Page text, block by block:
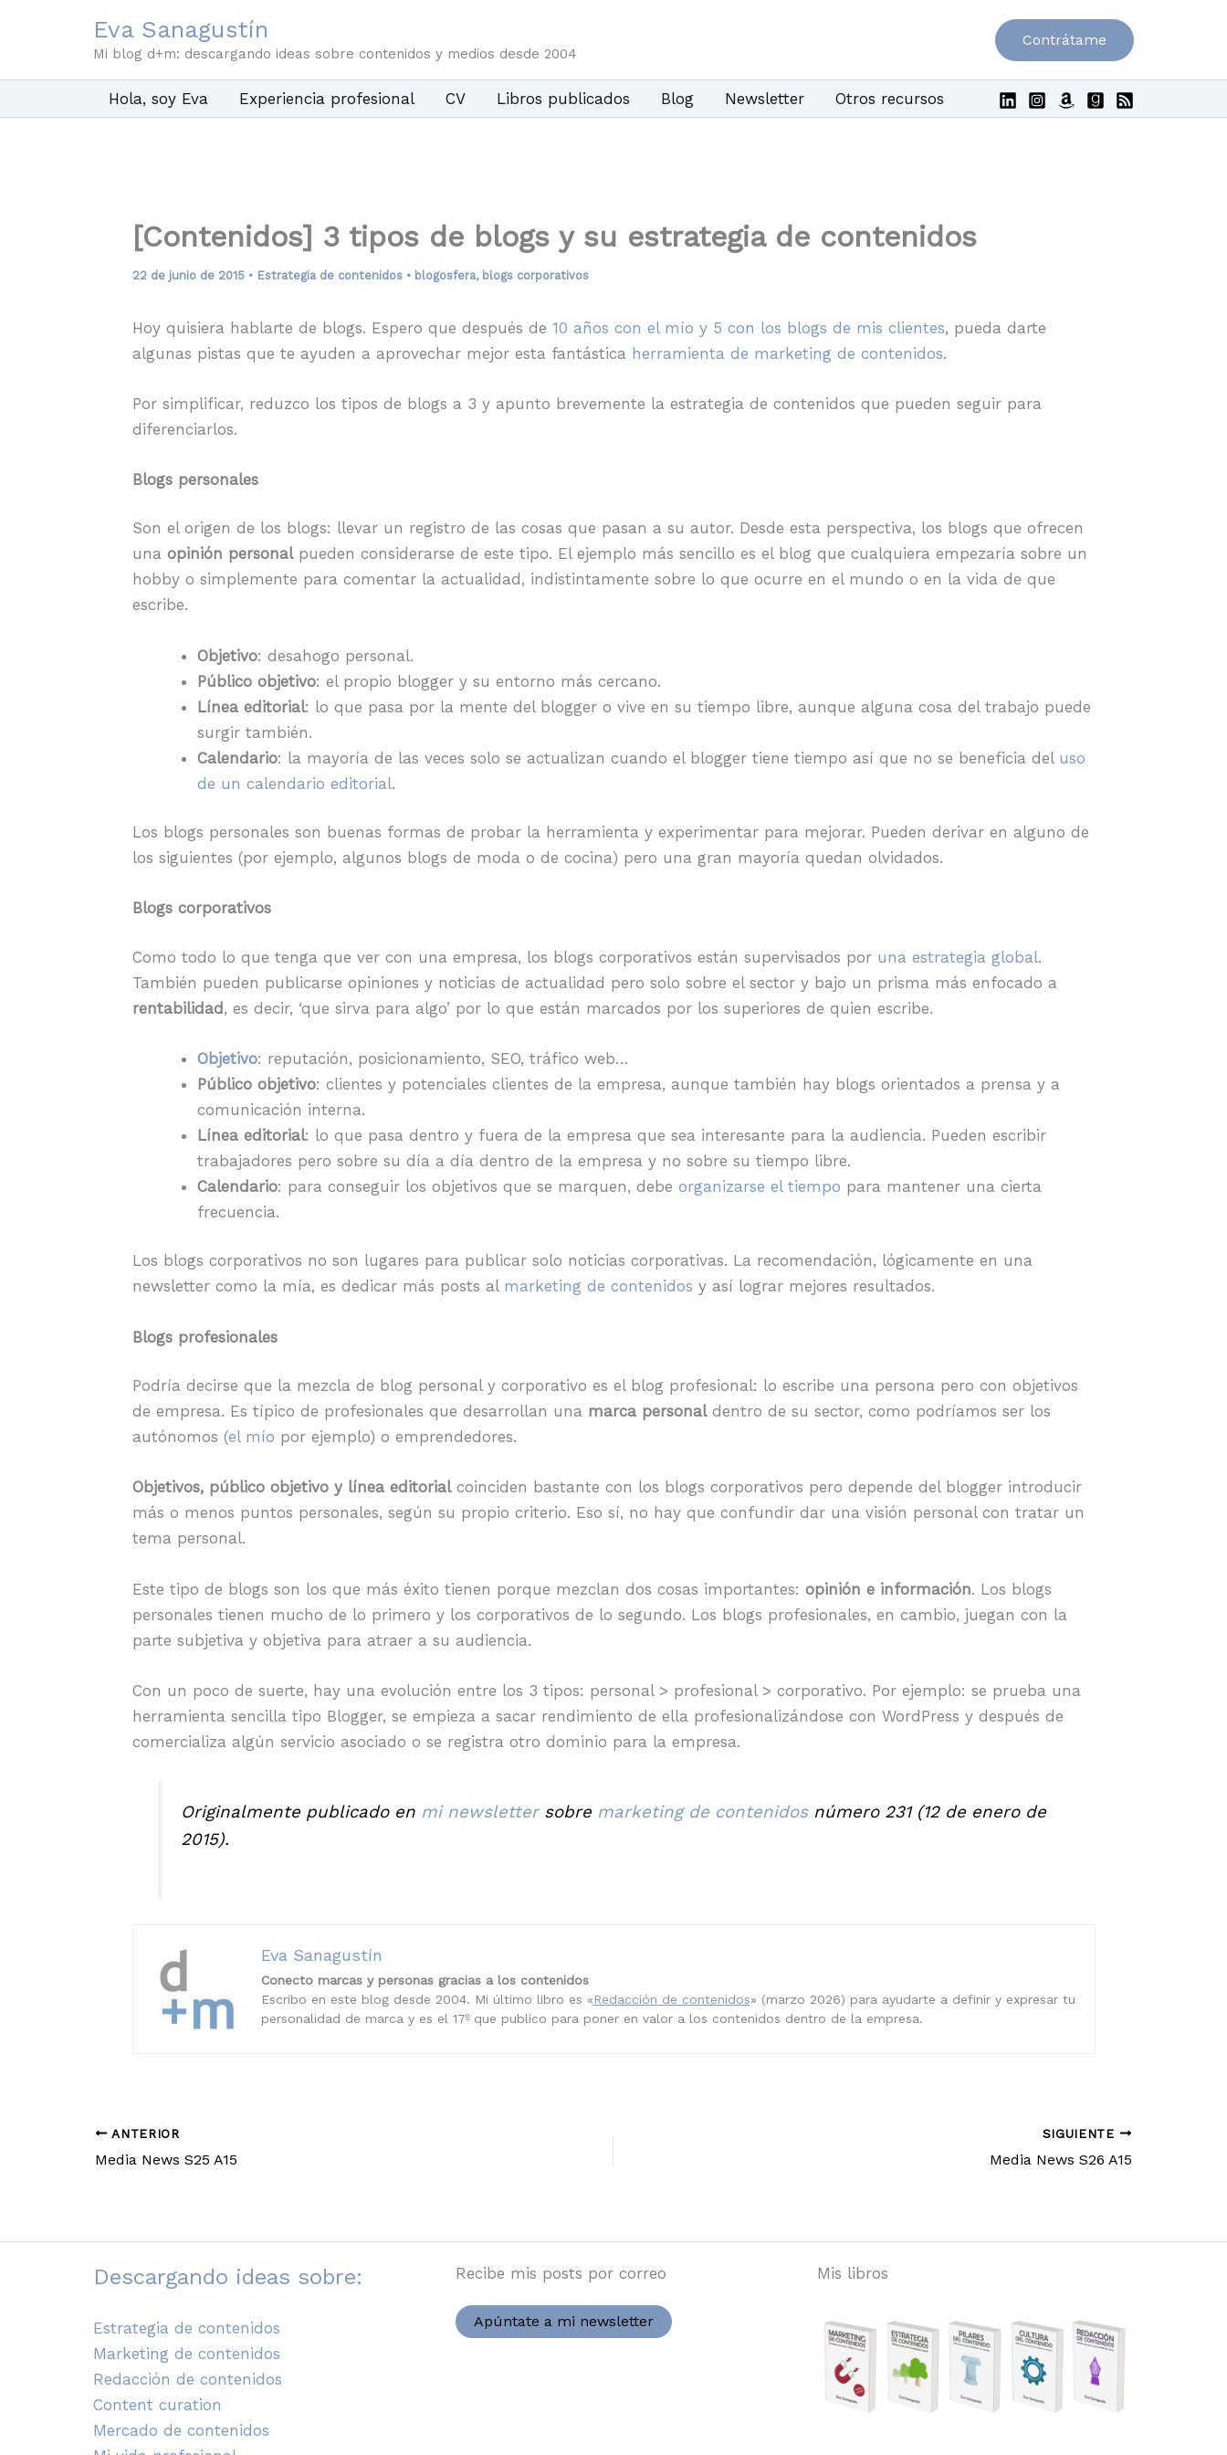
Eva Sanagustín
Mi blog d+m: descargando ideas sobre contenidos y medios desde 2004
Contrátame
Hola, soy Eva Experiencia profesional CV Libros publicados Blog Newsletter Otros recursos
[Contenidos] 3 tipos de blogs y su estrategia de contenidos
22 de junio de 2015 • Estrategia de contenidos• blogosfera, blogs corporativos
Hoy quisiera hablarte de blogs. Espero que después de 10 años con el mío y 5 con los blogs de mis clientes, pueda darte
algunas pistas que te ayuden a aprovechar mejor esta fantástica herramienta de marketing de contenidos.
Por simplificar, reduzco los tipos de blogs a 3 y apunto brevemente la estrategia de contenidos que pueden seguir para
diferenciarlos.
Blogs personales
Son el origen de los blogs: llevar un registro de las cosas que pasan a su autor. Desde esta perspectiva, los blogs que ofrecen
una opinión personalpueden considerarse de este tipo. El ejemplo más sencillo es el blog que cualquiera empezaría sobre un
hobby o simplemente para comentar la actualidad, indistintamente sobre lo que ocurre en el mundo o en la vida de que
escribe.
Objetivo: desahogo personal.
Público objetivo: el propio blogger y su entorno más cercano.
Línea editorial: lo que pasa por la mente del blogger o vive en su tiempo libre, aunque alguna cosa del trabajo puede
surgir también.
Calendario: la mayoría de las veces solo se actualizan cuando el blogger tiene tiempo así que no se beneficia del uso
de un calendario editorial.
Los blogs personales son buenas formas de probar la herramienta y experimentar para mejorar. Pueden derivar en alguno de
los siguientes (por ejemplo, algunos blogs de moda o de cocina) pero una gran mayoría quedan olvidados.
Blogs corporativos
Como todo lo que tenga que ver con una empresa, los blogs corporativos están supervisados por una estrategia global.
También pueden publicarse opiniones y noticias de actualidad pero solo sobre el sector y bajo un prisma más enfocado a
rentabilidad, es decir, ‘que sirva para algo’ por lo que están marcados por los superiores de quien escribe.
Objetivo: reputación, posicionamiento, SEO, tráfico web…
Público objetivo: clientes y potenciales clientes de la empresa, aunque también hay blogs orientados a prensa y a
comunicación interna.
Línea editorial: lo que pasa dentro y fuera de la empresa que sea interesante para la audiencia. Pueden escribir
trabajadores pero sobre su día a día dentro de la empresa y no sobre su tiempo libre.
Calendario: para conseguir los objetivos que se marquen, debe organizarse el tiempo para mantener una cierta
frecuencia.
Los blogs corporativos no son lugares para publicar solo noticias corporativas. La recomendación, lógicamente en una
newsletter como la mía, es dedicar más posts al marketing de contenidos y así lograr mejores resultados.
Blogs profesionales
Podría decirse que la mezcla de blog personal y corporativo es el blog profesional: lo escribe una persona pero con objetivos
de empresa. Es típico de profesionales que desarrollan una marca personaldentro de su sector, como podríamos ser los
autónomos (el mío por ejemplo) o emprendedores.
Objetivos, público objetivo y línea editorialcoinciden bastante con los blogs corporativos pero depende del blogger introducir
más o menos puntos personales, según su propio criterio. Eso sí, no hay que confundir dar una visión personal con tratar un
tema personal.
Este tipo de blogs son los que más éxito tienen porque mezclan dos cosas importantes: opinión e información. Los blogs
personales tienen mucho de lo primero y los corporativos de lo segundo. Los blogs profesionales, en cambio, juegan con la
parte subjetiva y objetiva para atraer a su audiencia.
Con un poco de suerte, hay una evolución entre los 3 tipos: personal > profesional > corporativo. Por ejemplo: se prueba una
herramienta sencilla tipo Blogger, se empieza a sacar rendimiento de ella profesionalizándose con WordPress y después de
comercializa algún servicio asociado o se registra otro dominio para la empresa.
Originalmente publicado en mi newslettersobre marketing de contenidosnúmero 231 (12 de enero de
2015).
Eva Sanagustín
Conecto marcas y personas gracias a los contenidos
Escribo en este blog desde 2004. Mi último libro es «Redacción de contenidos» (marzo 2026) para ayudarte a definir y expresar tu
personalidad de marca y es el 17º que publico para poner en valor a los contenidos dentro de la empresa.
ANTERIOR
Media News S25 A15
SIGUIENTE
Media News S26 A15
Descargando ideas sobre:
Estrategia de contenidos
Marketing de contenidos
Redacción de contenidos
Content curation
Mercado de contenidos
Recibe mis posts por correo
Apúntate a mi newsletter
Mis libros